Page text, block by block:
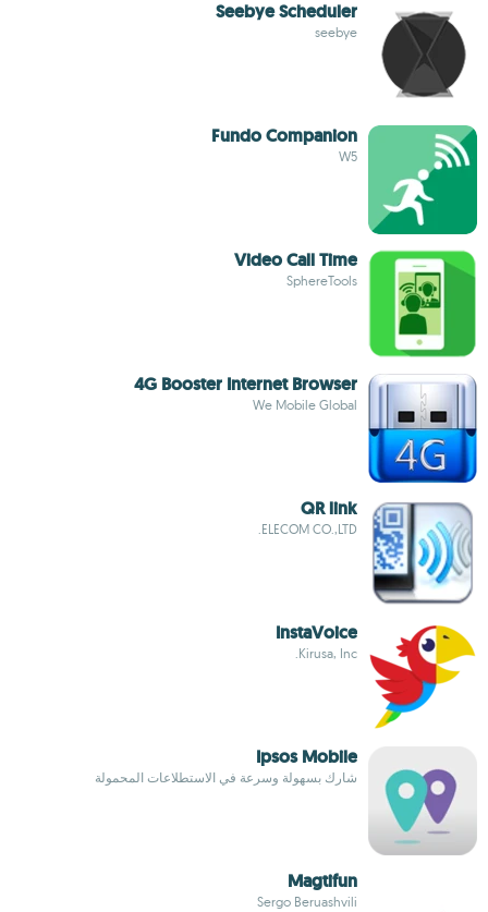
Seebye Scheduler
seebye
Fundo Companion
W5
Video Call Time
SphereTools
4G Booster Internet Browser
We Mobile Global
QR link
ELECOM CO.,LTD.
InstaVoice
Kirusa, Inc.
Ipsos Mobile
شارك بسهولة وسرعة في الاستطلاعات المحمولة
Magtifun
Sergo Beruashvili